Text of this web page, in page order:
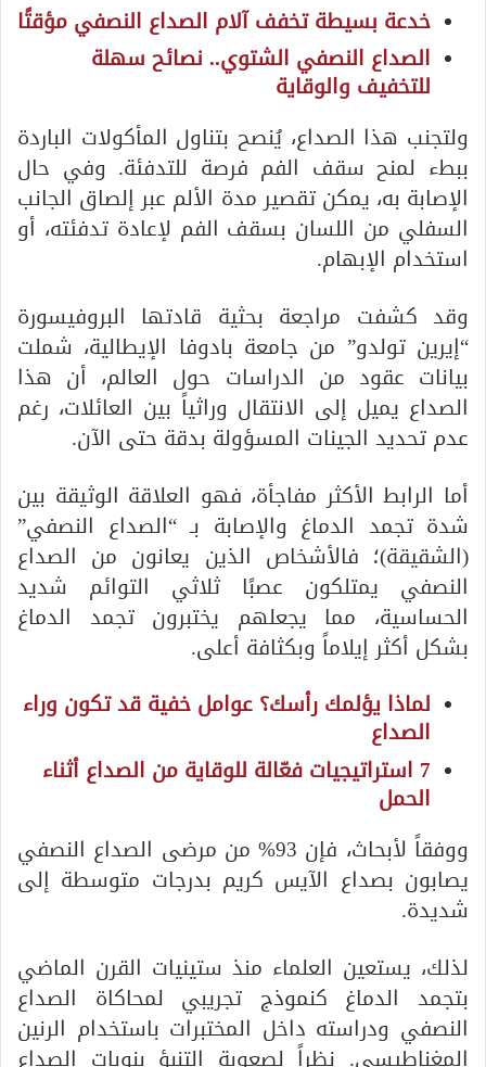
خدعة بسيطة تخفف آلام الصداع النصفي مؤقتًا
الصداع النصفي الشتوي.. نصائح سهلة
للتخفيف والوقاية
ولتجنب هذا الصداع، يُنصح بتناول المأكولات الباردة
ببطء لمنح سقف الفم فرصة للتدفئة. وفي حال
الإصابة به، يمكن تقصير مدة الألم عبر إلصاق الجانب
السفلي من اللسان بسقف الفم لإعادة تدفئته، أو
استخدام الإبهام.
وقد كشفت مراجعة بحثية قادتها البروفيسورة
“إيرين تولدو” من جامعة بادوفا الإيطالية، شملت
بيانات عقود من الدراسات حول العالم، أن هذا
الصداع يميل إلى الانتقال وراثياً بين العائلات، رغم
عدم تحديد الجينات المسؤولة بدقة حتى الآن.
أما الرابط الأكثر مفاجأة، فهو العلاقة الوثيقة بين
شدة تجمد الدماغ والإصابة بـ “الصداع النصفي”
(الشقيقة)؛ فالأشخاص الذين يعانون من الصداع
النصفي يمتلكون عصبًا ثلاثي التوائم شديد
الحساسية، مما يجعلهم يختبرون تجمد الدماغ
بشكل أكثر إيلاماً وبكثافة أعلى.
لماذا يؤلمك رأسك؟ عوامل خفية قد تكون وراء
الصداع
7 استراتيجيات فعّالة للوقاية من الصداع أثناء
الحمل
ووفقاً لأبحاث، فإن 93% من مرضى الصداع النصفي
يصابون بصداع الآيس كريم بدرجات متوسطة إلى
شديدة.
لذلك، يستعين العلماء منذ ستينيات القرن الماضي
بتجمد الدماغ كنموذج تجريبي لمحاكاة الصداع
النصفي ودراسته داخل المختبرات باستخدام الرنين
المغناطيسي. نظراً لصعوبة التنبؤ بنوبات الصداع